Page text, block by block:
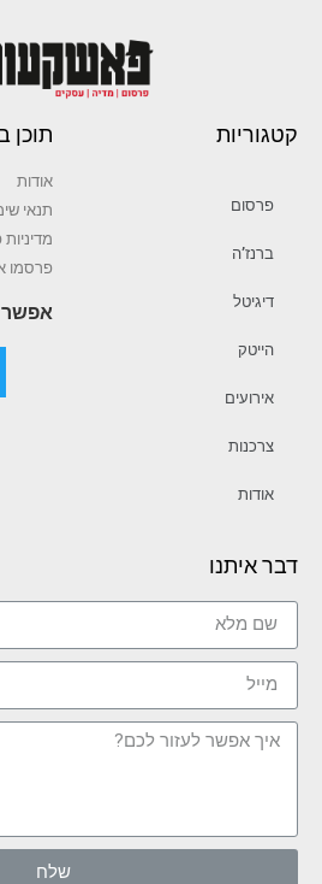
קטגוריות
פרסום
ברנז’ה
דיגיטל
הייטק
אירועים
צרכנות
אודות
תוכן
אודות
תנאי
פרסמו
אפשר
דבר איתנו
שלח